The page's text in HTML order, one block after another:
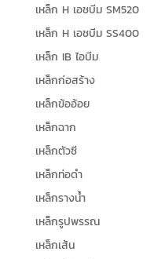
เหล็ก H เอชบีม SM520
เหล็ก H เอชบีม SS400
เหล็ก IB ไอบีม
เหล็กก่อสร้าง
เหล็กข้ออ้อย
เหล็กฉาก
เหล็กตัวซี
เหล็กท่อดำ
เหล็กรางน้ำ
เหล็กรูปพรรณ
เหล็กเส้น